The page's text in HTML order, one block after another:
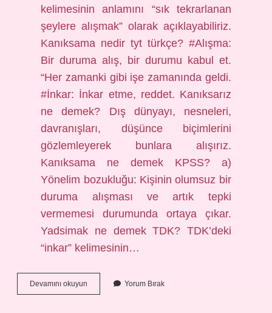
kelimesinin anlamını “sık tekrarlanan
şeylere alışmak” olarak açıklayabiliriz.
Kanıksama nedir tyt türkçe? #Alışma:
Bir duruma alış, bir durumu kabul et.
“Her zamanki gibi işe zamanında geldi.
#İnkar: İnkar etme, reddet. Kanıksarız
ne demek? Dış dünyayı, nesneleri,
davranışları, düşünce biçimlerini
gözlemleyerek bunlara alışırız.
Kanıksama ne demek KPSS? a)
Yönelim bozukluğu: Kişinin olumsuz bir
duruma alışması ve artık tepki
vermemesi durumunda ortaya çıkar.
Yadsimak ne demek TDK? TDK’deki
“inkar” kelimesinin…
Devamını okuyun Kanıksama
Ne
Yorum Bırak